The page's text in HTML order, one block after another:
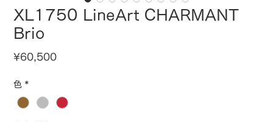
XL1750 LineArt CHARMANT
Brio
¥60,500Price
色 *